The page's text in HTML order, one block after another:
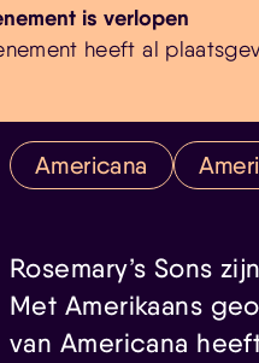
is verlopen
heeft al
Americana
Rosemary’s Sons
Met Amerikaans
van Americana